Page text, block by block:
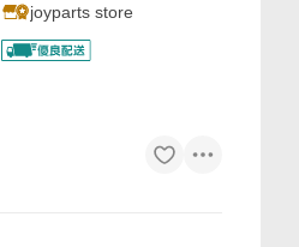
joyparts store